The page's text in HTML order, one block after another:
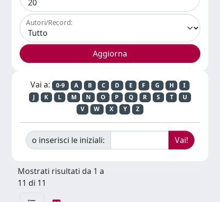
Autori/Record:
Vai a: 0-9 A B C D E F G H
I
J
K L M N O P Q R S T
U
V
W X Y Z
o inserisci le iniziali:
Mostrati risultati da 1 a
11 di 11